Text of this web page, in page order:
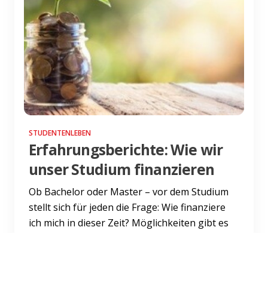
STUDENTENLEBEN
Erfahrungsberichte: Wie wir
unser Studium finanzieren
Ob Bachelor oder Master – vor dem Studium
stellt sich für jeden die Frage: Wie finanziere
ich mich in dieser Zeit? Möglichkeiten gibt es